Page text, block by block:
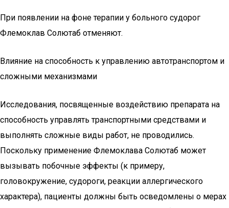
При появлении на фоне терапии у больного судорог
Флемоклав Солютаб отменяют.
Влияние на способность к управлению автотранспортом и
сложными механизмами
Исследования, посвященные воздействию препарата на
способность управлять транспортными средствами и
выполнять сложные виды работ, не проводились.
Поскольку применение Флемоклава Солютаб может
вызывать побочные эффекты (к примеру,
головокружение, судороги, реакции аллергического
характера), пациенты должны быть осведомлены о мерах